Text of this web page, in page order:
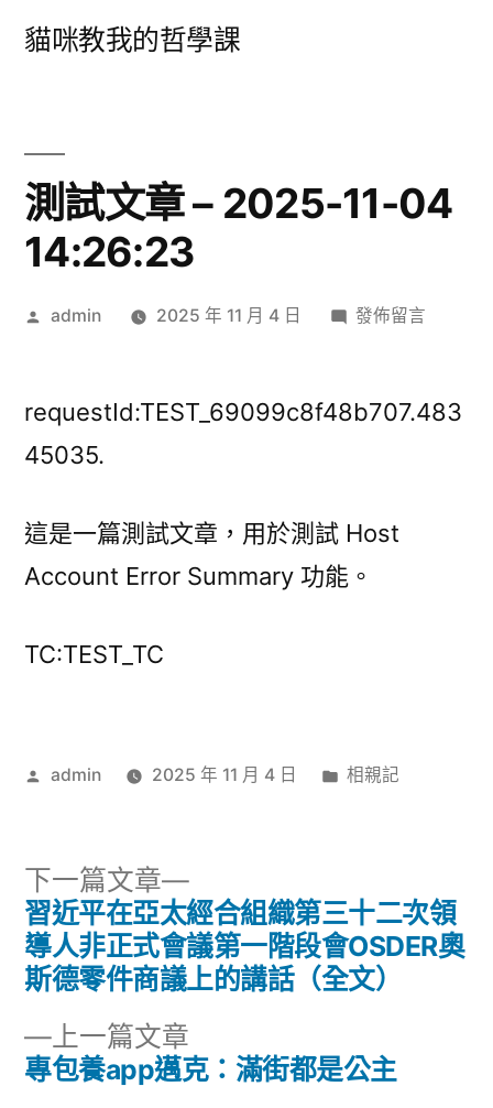
貓咪教我的哲學課
測試文章 – 2025-11-04
14:26:23
作
admin 2025 年 11 月 4 日
在
文
11-
發佈留言
requestId:TEST_69099c8f48b707.483
45035.
這是一篇測試文章，用於測試 Host
Account Error Summary 功能。
TC:TEST_TC
作
admin 2025 年 11 月 4 日
分
相親記
文
章
導
覽
上一篇文章
一
專包養app邁克：滿街都是公主
下一篇文章
下
一
篇
文
習近平在亞太經合組織第三十二次領
導人非正式會議第一階段會OSDER奧
斯德零件商議上的講話（全文）